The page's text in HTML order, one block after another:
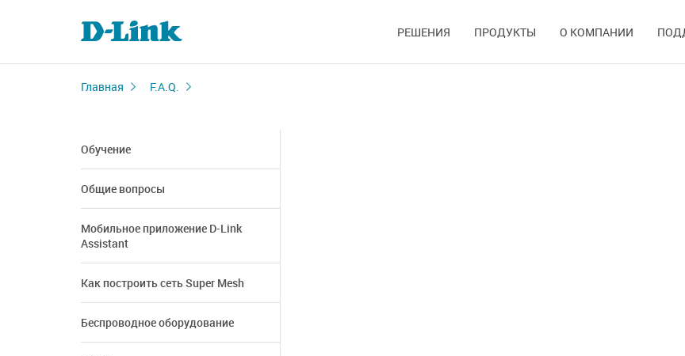
РЕШЕНИЯ ПРОДУКТЫ О КОМПАНИИ
Главная F.A.Q.
Обучение
Общие вопросы
Мобильное приложение D-Link
Assistant
Как построить сеть Super Mesh
Беспроводное оборудование